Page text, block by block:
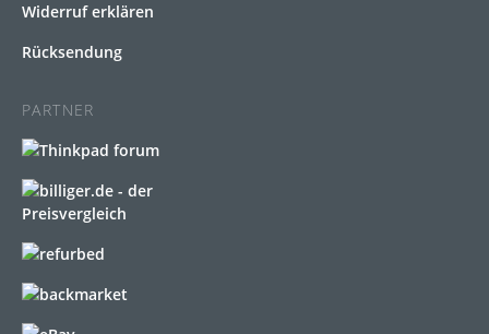
Widerruf erklären
Rücksendung
PARTNER